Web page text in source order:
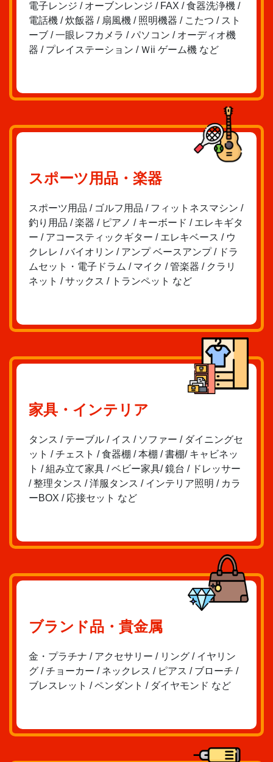
電子レンジ / オーブンレンジ / FAX / 食器洗浄機 /
電話機 / 炊飯器 / 扇風機 / 照明機器 / こたつ / スト
ーブ / 一眼レフカメラ / パソコン / オーディオ機
器 / プレイステーション / Ｗii ゲーム機 など
スポーツ用品・楽器
スポーツ用品 / ゴルフ用品 / フィットネスマシン /
釣り用品 / 楽器 / ピアノ / キーボード / エレキギタ
ー / アコースティックギター / エレキベース / ウ
クレレ / バイオリン / アンプ ベースアンプ / ドラ
ムセット・電子ドラム / マイク / 管楽器 / クラリ
ネット / サックス / トランペット など
家具・インテリア
タンス / テーブル / イス / ソファー / ダイニングセ
ット / チェスト / 食器棚 / 本棚 / 書棚/ キャビネッ
ト / 組み立て家具 / ベビー家具/ 鏡台 / ドレッサー
/ 整理タンス / 洋服タンス / インテリア照明 / カラ
ーBOX / 応接セット など
ブランド品・貴金属
金・プラチナ / アクセサリー / リング / イヤリン
グ / チョーカー / ネックレス / ピアス / ブローチ /
ブレスレット / ペンダント / ダイヤモンド など